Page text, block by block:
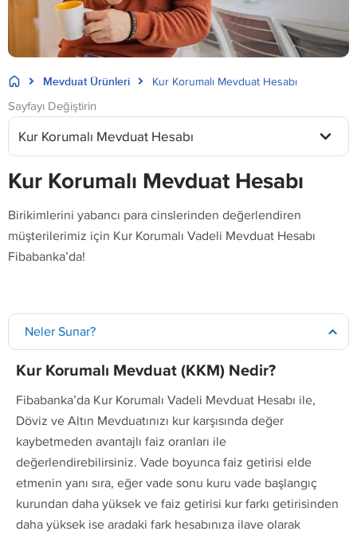
Mevduat Ürünleri Kur Korumalı Mevduat Hesabı
Sayfayı Değiştirin
Kur Korumalı Mevduat Hesabı
Kur Korumalı Mevduat Hesabı
Birikimlerini yabancı para cinslerinden değerlendiren
müşterilerimiz için Kur Korumalı Vadeli Mevduat Hesabı
Fibabanka’da!
Neler Sunar?
Kur Korumalı Mevduat (KKM) Nedir?
Fibabanka’da Kur Korumalı Vadeli Mevduat Hesabı ile,
Döviz ve Altın Mevduatınızı kur karşısında değer
kaybetmeden avantajlı faiz oranları ile
değerlendirebilirsiniz. Vade boyunca faiz getirisi elde
etmenin yanı sıra, eğer vade sonu kuru vade başlangıç
kurundan daha yüksek ve faiz getirisi kur farkı getirisinden
daha yüksek ise aradaki fark hesabınıza ilave olarak